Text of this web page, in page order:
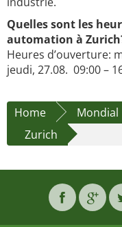
Quelles sont les
automation à
Heures d’ouverture:
jeudi, 27.08. 09:00 –
Home Mondial
Zurich